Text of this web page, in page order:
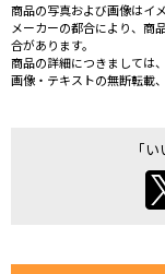
商品の写真および画像はイ
メーカーの都合により、商
合があります。
商品の詳細につきましては
画像・テキストの無断転載
「